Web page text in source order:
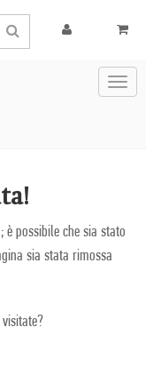
è possibile che sia stato
sia stata rimossa